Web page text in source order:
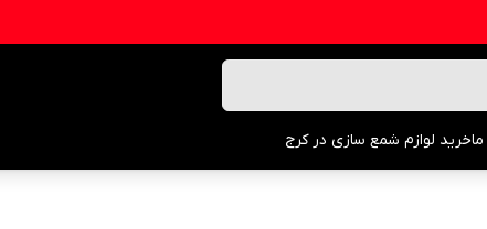
خرید لوازم شمع سازی در کرج